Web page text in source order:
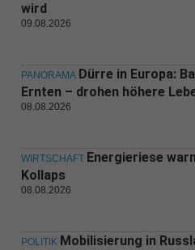
wird
09.08.2026
PANORAMA Dürre in Europa:
Ernten – drohen höhere
08.08.2026
WIRTSCHAFT Energieriese
Kollaps
08.08.2026
POLITIK Mobilisierung in